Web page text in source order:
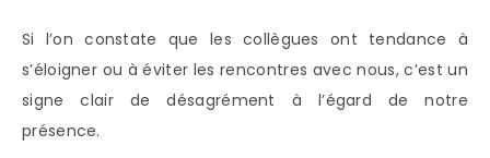
Si l’on constate que les collègues ont tendance à
s’éloigner ou à éviter les rencontres avec nous, c’est un
signe clair de désagrément à l’égard de notre
présence.